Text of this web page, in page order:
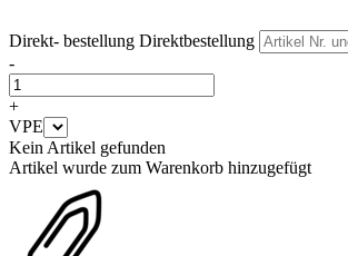
Direkt- bestellung Direktbestellung
-
+
VPE
Kein Artikel gefunden
Artikel wurde zum Warenkorb hinzugefügt